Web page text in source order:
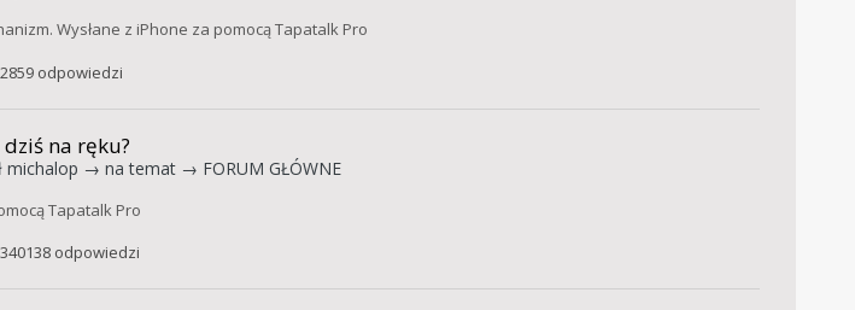
Wysłane z iPhone za pomocą Tapatalk Pro
odpowiedzi
na ręku?
michalop → na temat → FORUM GŁÓWNE
Tapatalk Pro
odpowiedzi